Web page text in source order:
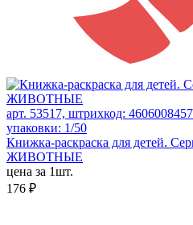
арт. 53517, штрихкод:
упаковки: 1/50
Книжка-раскраска для детей.
ЖИВОТНЫЕ
цена за 1шт.
176 ₽